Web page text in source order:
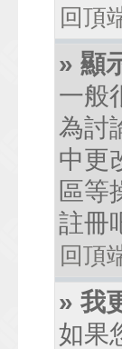
回頂
» 顯
一般
為討
中更
區等
註冊
回頂
» 我
如果